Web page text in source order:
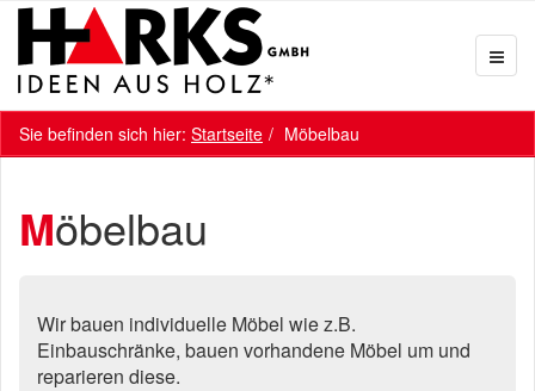
Sie befinden sich hier: Startseite Möbelbau
Möbelbau
Wir bauen individuelle Möbel wie z.B.
Einbauschränke, bauen vorhandene Möbel um und
reparieren diese.